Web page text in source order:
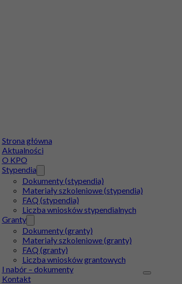
Strona główna
Aktualności
O KPO
Stypendia
Dokumenty (stypendia)
Materiały szkoleniowe (stypendia)
FAQ (stypendia)
Liczba wniosków stypendialnych
Granty
Dokumenty (granty)
Materiały szkoleniowe (granty)
FAQ (granty)
Liczba wniosków grantowych
I nabór – dokumenty
Kontakt